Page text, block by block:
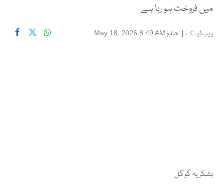
میں فروخت ہو رہا ہے
ویب ڈیسک | شائع May 18, 2026 8:49 AM
بشکریہ گوگل